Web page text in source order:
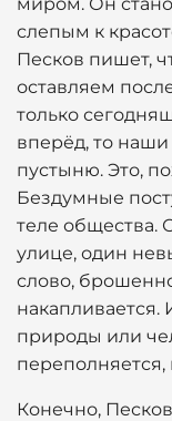
слепым к
Песков пишет,
оставляем
только
вперёд, то
пустыню. Это,
Бездумные
теле общества.
улице, один
слово,
природы или
переполняется,
Конечно,